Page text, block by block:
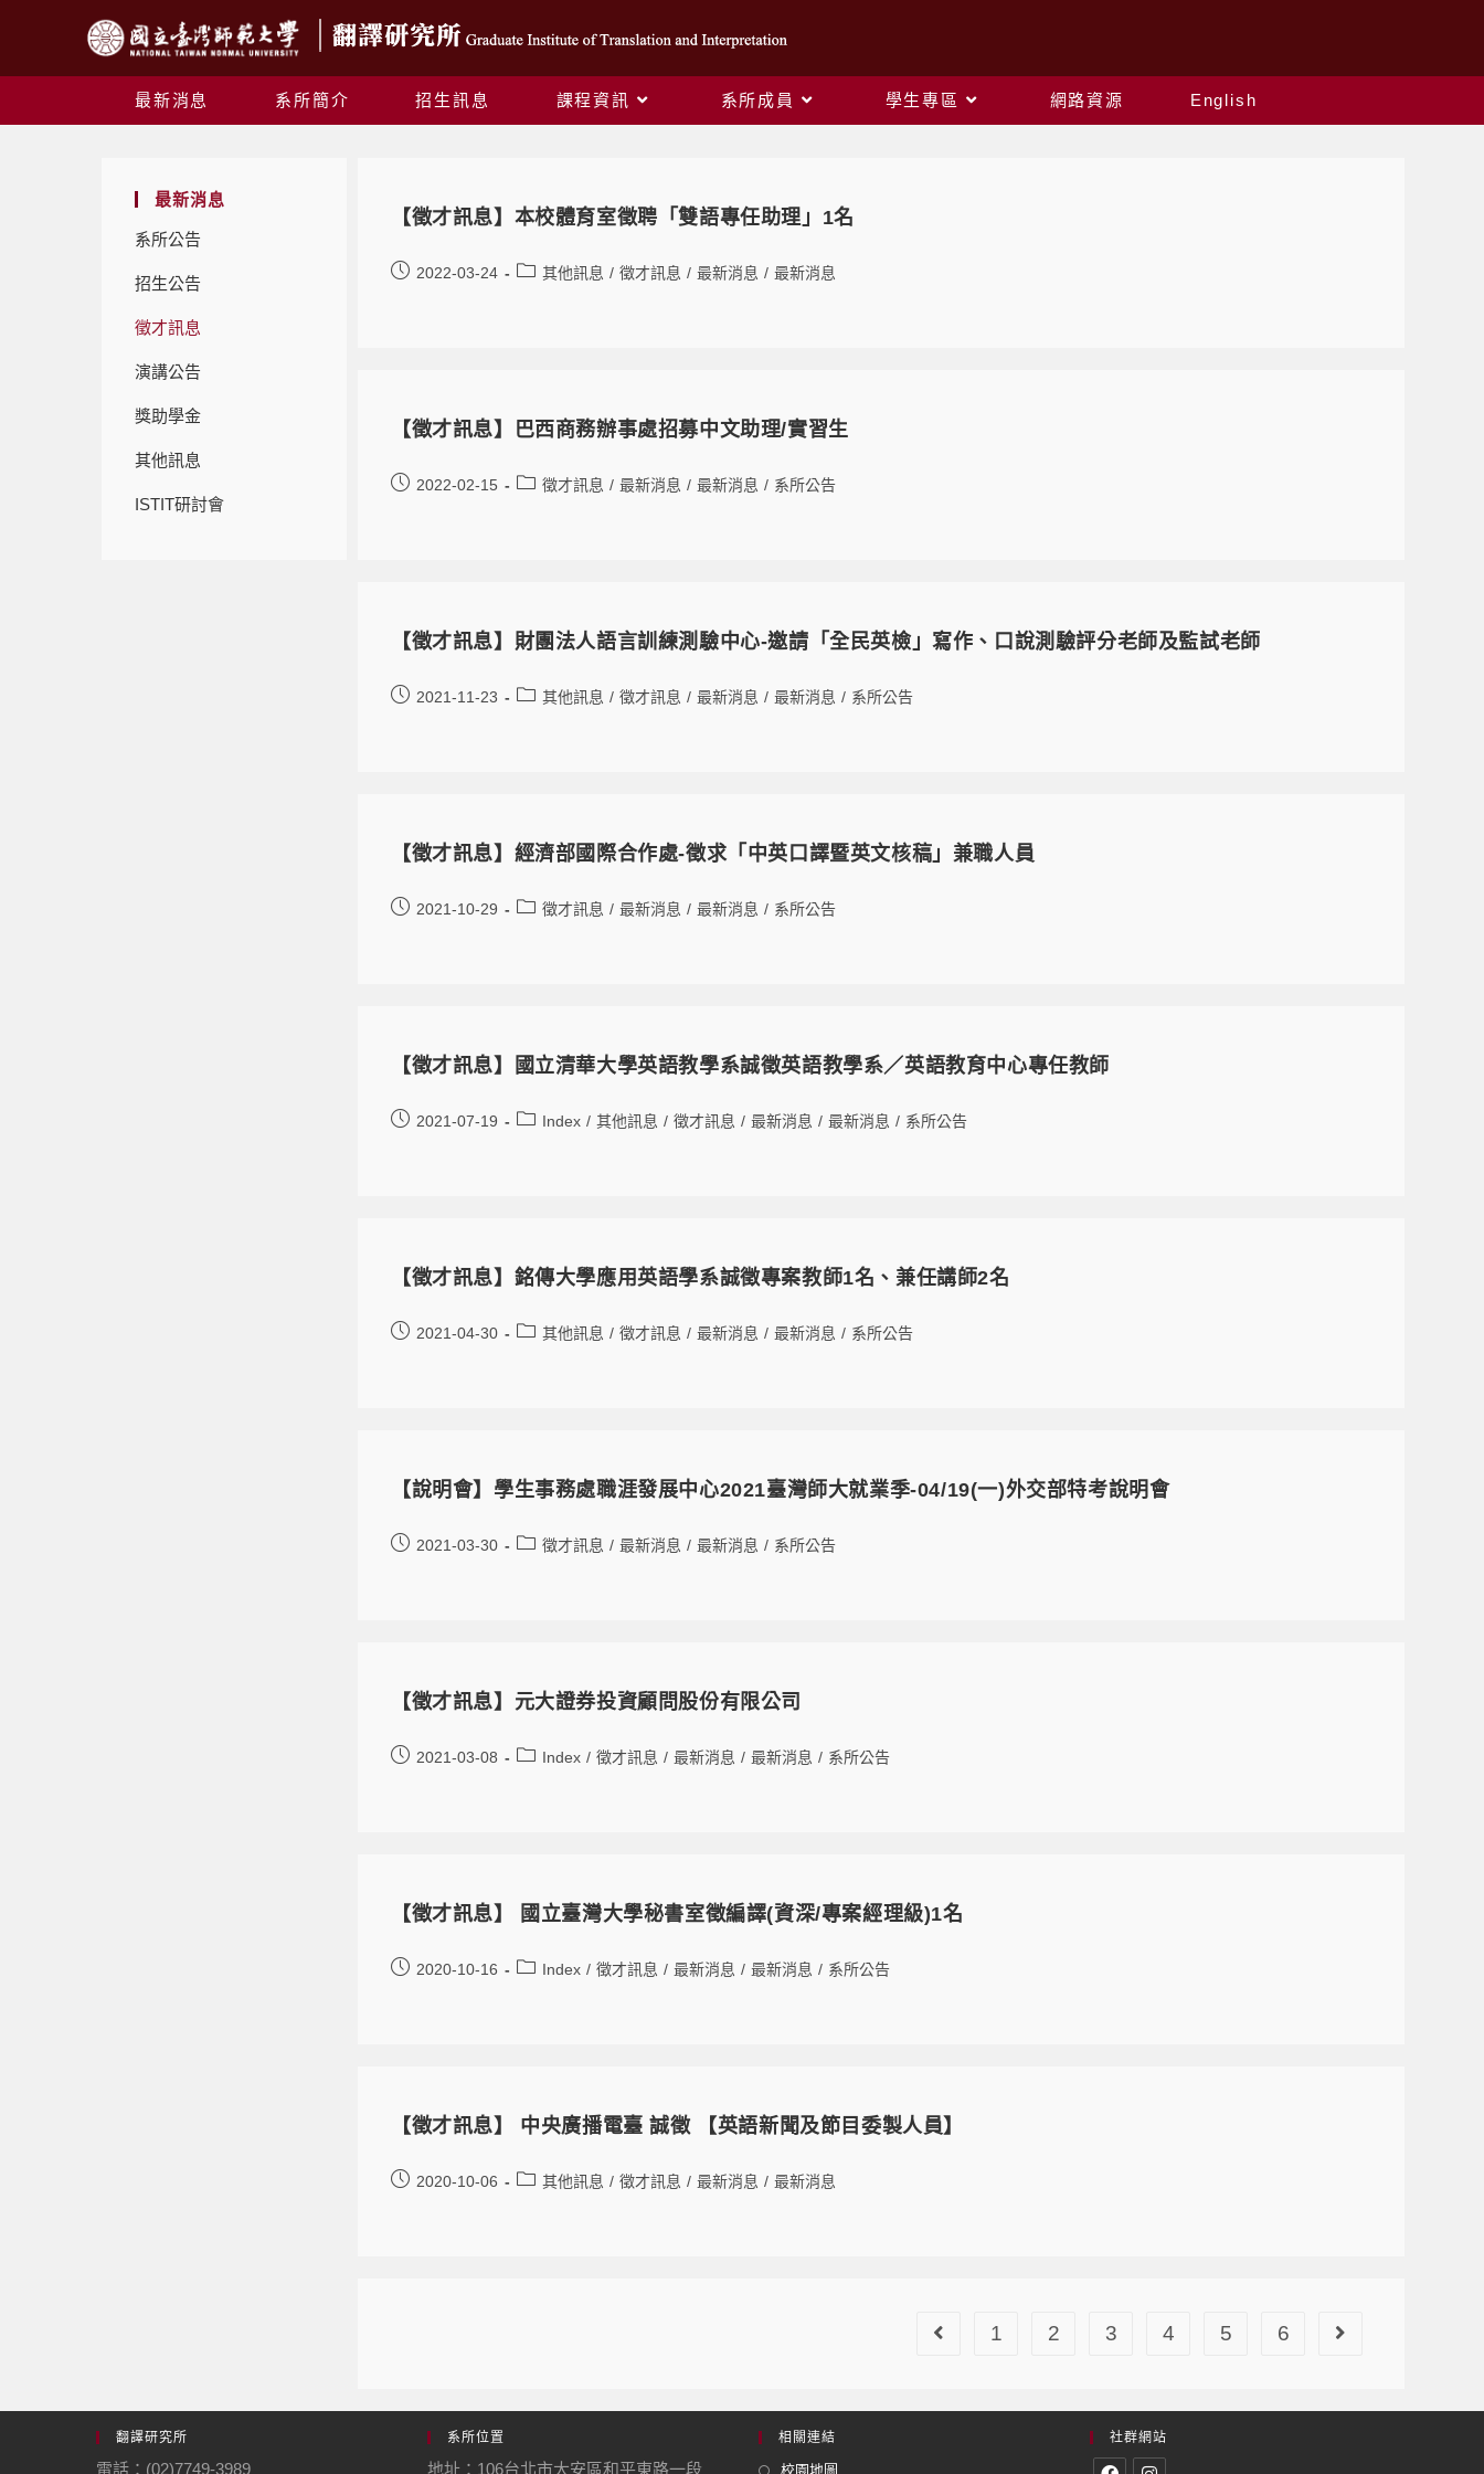
最新消息 系所簡介 招生訊息 課程資訊 系所成員 學生專區 網路資源 English
最新消息
系所公告
招生公告
徵才訊息
演講公告
獎助學金
其他訊息
ISTIT研討會
【徵才訊息】本校體育室徵聘「雙語專任助理」1名
2022-03-24 其他訊息 / 徵才訊息 / 最新消息 / 最新消息
【徵才訊息】巴西商務辦事處招募中文助理/實習生
2022-02-15 徵才訊息 / 最新消息 / 最新消息 / 系所公告
【徵才訊息】財團法人語言訓練測驗中心-邀請「全民英檢」寫作、口說測驗評分老師及監試老師
2021-11-23 其他訊息 / 徵才訊息 / 最新消息 / 最新消息 / 系所公告
【徵才訊息】經濟部國際合作處-徵求「中英口譯暨英文核稿」兼職人員
2021-10-29 徵才訊息 / 最新消息 / 最新消息 / 系所公告
【徵才訊息】國立清華大學英語教學系誠徵英語教學系／英語教育中心專任教師
2021-07-19 Index / 其他訊息 / 徵才訊息 / 最新消息 / 最新消息 / 系所公告
【徵才訊息】銘傳大學應用英語學系誠徵專案教師1名、兼任講師2名
2021-04-30 其他訊息 / 徵才訊息 / 最新消息 / 最新消息 / 系所公告
【說明會】學生事務處職涯發展中心2021臺灣師大就業季-04/19(一)外交部特考說明會
2021-03-30 徵才訊息 / 最新消息 / 最新消息 / 系所公告
【徵才訊息】元大證券投資顧問股份有限公司
2021-03-08 Index / 徵才訊息 / 最新消息 / 最新消息 / 系所公告
【徵才訊息】 國立臺灣大學秘書室徵編譯(資深/專案經理級)1名
2020-10-16 Index / 徵才訊息 / 最新消息 / 最新消息 / 系所公告
【徵才訊息】 中央廣播電臺 誠徵 【英語新聞及節目委製人員】
2020-10-06 其他訊息 / 徵才訊息 / 最新消息 / 最新消息
1 2 3 4 5 6
翻譯研究所
電話：(02)7749-3989
系所位置
地址：106台北市大安區和平東路一段
相關連結
校園地圖
社群網站